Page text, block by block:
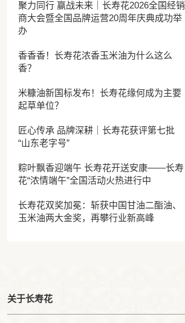
聚力同行 赢战未来｜长寿花2026全国经销
商大会暨全国品牌运营20周年庆典成功举
办
香香香！长寿花浓香玉米油为什么这么
香？
米糠油新国标发布！长寿花缘何成为主要
起草单位？
匠心传承 品牌深耕｜长寿花获评第七批
“山东老字号”
粽叶飘香迎端午 长寿花开送安康——长寿
花“浓情端午”全国活动火热进行中
长寿花双奖加冕：斩获中国甘油二酯油、
玉米油两大金奖，再攀行业新高峰
关于长寿花